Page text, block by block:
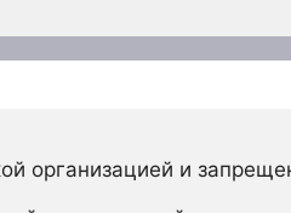
организацией и